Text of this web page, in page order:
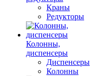
Краны
Редукторы
Колонны,
диспенсеры
Диспенсеры
Колонны